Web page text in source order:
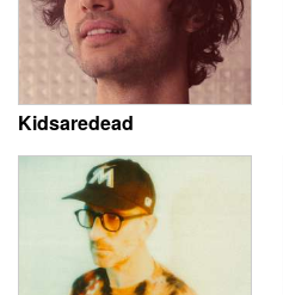
Kidsaredead